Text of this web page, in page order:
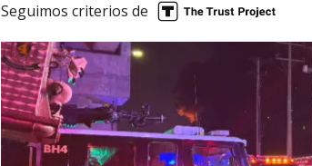
Seguimos criterios de